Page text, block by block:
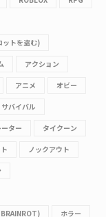
ットを盗む)
アクション
アニメ オビー
サバイバル
ター タイクーン
ノックアウト
ホラー